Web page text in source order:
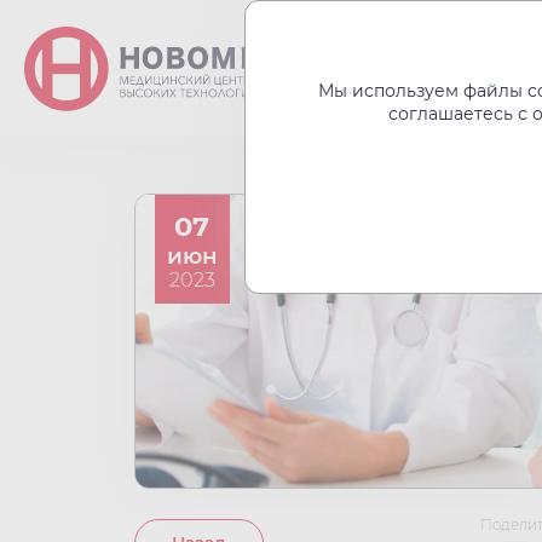
07
июн
2023
Мы используем файлы
соглашаетесь с